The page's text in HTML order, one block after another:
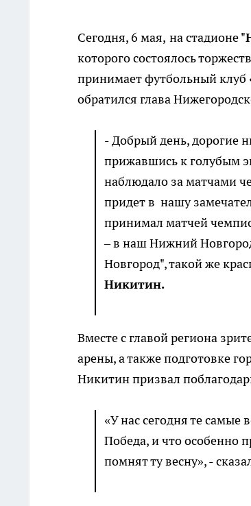
Сегодня, 6 мая, на стадионе "
которого состоялось
принимает футбольный клуб
обратился глава
-Добрый день, дорогие
прижавшись к голубым
наблюдало за матчами
придет в нашу
принимал матчей
– в наш Нижний
Новгород", такой же
Никитин.
Вместе с главой региона
арены, а также подготовке
Никитин призвал
«У нас сегодня те самые
Победа, и что особенно
помнят ту весну», -